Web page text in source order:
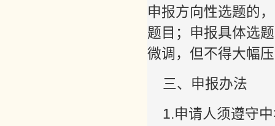
申报方向性选题的
题目；申报具体选
微调，但不得大幅
三、申报办法
1.申请人须遵守